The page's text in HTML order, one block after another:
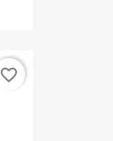
favorite_border